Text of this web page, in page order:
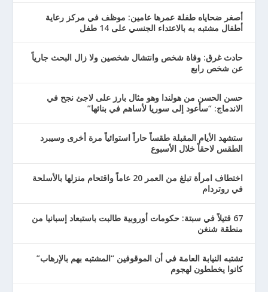
أصغر ضحاياه طفلة عمرها عامين: موظف في مركز رعاية
أطفال مشتبه به بالاعتداء الجنسي على 14 طفل
حادث غرق: وفاة شخص وانتشال شخصين ولا زال البحث جارياً
عن شخص رابع
حسن الحسن من هولندا وهو مثال بارز على لاجئ نجح في
الاندماج: “سأعود إلى سوريا لأساهم في بنائها”
ستشهد الأيام المقبلة طقساً حاراً استوائياً مرة أخرى وسيبرد
الطقس لاحقاً خلال الأسبوع
اختطاف امرأة تبلغ من العمر 20 عاماً واقتحام منزلها بالأسلحة
في روتردام
67 قتيلاً في سبتة: حكومات أوروبية طالبت باستبعاد إسبانيا من
منطقة شنغن
تشتبه النيابة العامة في أن الموقوفين “المشتبه بهم بالإرهاب”
كانوا يخططون لهجوم